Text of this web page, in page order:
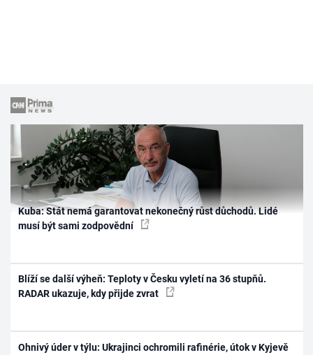
Kuba: Stát nemá garantovat nekonečný růst důchodů. Lidé
musí být sami zodpovědní
Blíží se další výheň: Teploty v Česku vyletí na 36 stupňů.
RADAR ukazuje, kdy přijde zvrat
Ohnivý úder v týlu: Ukrajinci ochromili rafinérie, útok v Kyjevě